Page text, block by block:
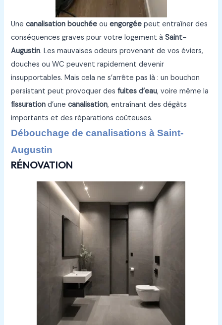
Unecanalisation bouchée ouengorgée peut entraîner des
conséquences graves pour votre logement àSaint-
Augustin. Les mauvaises odeurs provenant de vos éviers,
douches ou WC peuvent rapidement devenir
insupportables. Mais cela ne s’arrête pas là : un bouchon
persistant peut provoquer desfuites d’eau, voire même la
fissuration d’unecanalisation, entraînant des dégâts
importants et des réparations coûteuses.
Débouchage de canalisations à Saint-
Augustin
RÉNOVATION